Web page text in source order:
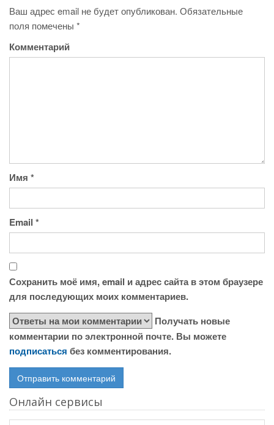
Ваш адрес email не будет опубликован. Обязательные
поля помечены *
Комментарий
Имя *
Email *
Сохранить моё имя, email и адрес сайта в этом браузере
для последующих моих комментариев.
Получать новые
комментарии по электронной почте. Вы можете
подписаться без комментирования.
Онлайн сервисы